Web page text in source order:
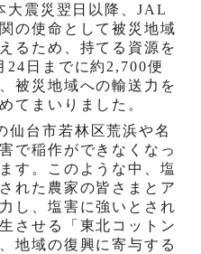
大震災翌日以降、JAL
の使命として被災地域
るため、持てる資源を
24 日までに約 2,700便
被災地域への輸送力を
てまいりました。
仙台市若林区荒浜や名
で稲作ができなくなっ
す。このような中、塩
れた農家の皆さまとア
し、塩害に強いとされ
させる「東北コットン
地域の復興に寄与する